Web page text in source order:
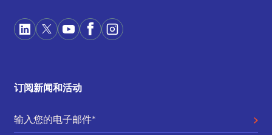
订阅新闻和活动